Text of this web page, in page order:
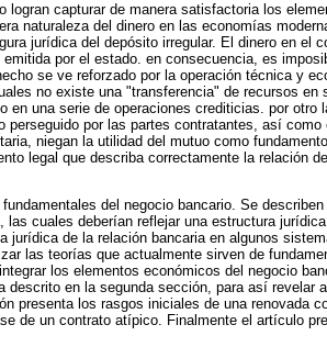
logran capturar de manera satisfactoria los
naturaleza del dinero en las economías
jurídica del depósito irregular. El dinero en el
por el estado. en consecuencia, es
se ve reforzado por la operación técnica y
no existe una "transferencia" de recursos en
una serie de operaciones crediticias. por otro
por las partes contratantes, así como
niegan la utilidad del mutuo como
legal que describa correctamente la relación
del negocio bancario. Se
cuales deberían reflejar una estructura
jurídica de la relación bancaria en algunos
las teorías que actualmente sirven de
los elementos económicos del negocio
en la segunda sección, para así revelar
presenta los rasgos iniciales de una renovada
de un contrato atípico. Finalmente el artículo